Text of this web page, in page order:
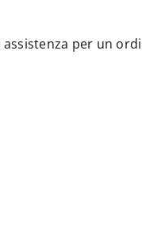
per un